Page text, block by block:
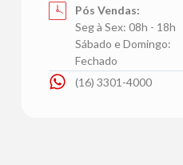
Pós Vendas:
Seg à Sex: 08h - 18h
Sábado e Domingo:
Fechado
(16) 3301-4000